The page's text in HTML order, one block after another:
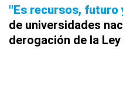
"Es recursos, futuro
de universidades
derogación de la